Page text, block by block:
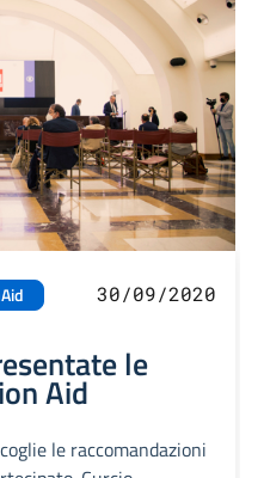
30/09/2020
le
Aid
le raccomandazioni